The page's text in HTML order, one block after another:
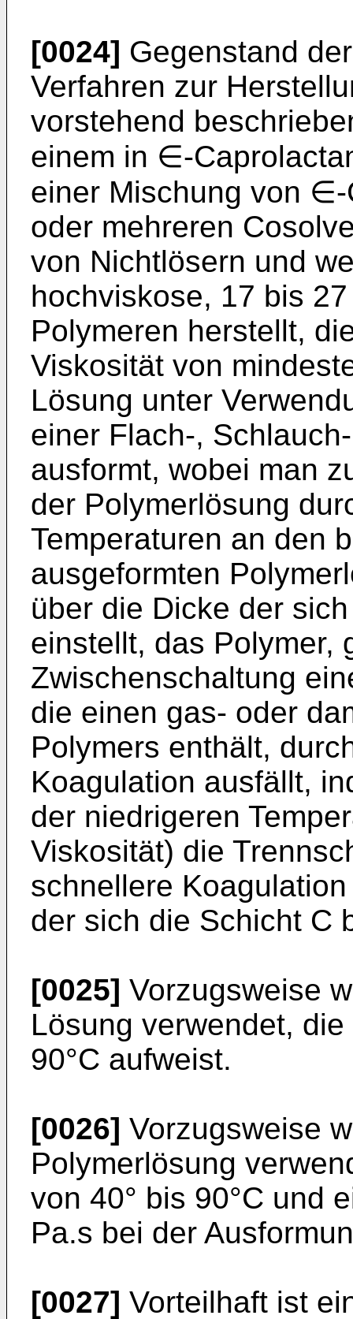
[0024] Gegenstand
Verfahren zur
vorstehend
einem in ∈-
einer Mischung von
oder mehreren
von Nichtlösern und
hochviskose, 17 bis
Polymeren herstellt,
Viskosität von
Lösung unter
einer Flach-,
ausformt, wobei man
der Polymerlösung
Temperaturen an den
ausgeformten
über die Dicke der
einstellt, das Polymer,
Zwischenschaltung
die einen gas- oder
Polymers enthält,
Koagulation ausfällt,
der niedrigeren
Viskosität) die
schnellere
der sich die Schicht C
[0025] Vorzugsweise
Lösung verwendet,
90°C aufweist.
[0026] Vorzugsweise
Polymerlösung
von 40° bis 90°C und
Pa.s bei der
[0027] Vorteilhaft ist